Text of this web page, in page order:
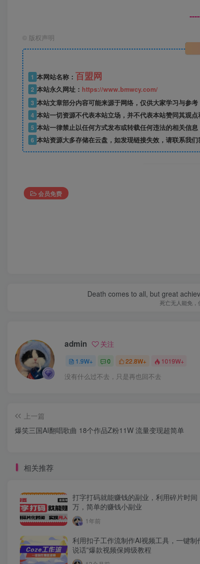
© 版权声明
1 本网站名称： 百盟网
2 本站永久网址： https://www.bmwcy.com/
3 本站文章部分内容可能来源于网络，仅供大家学习与参考
4 本站一切资源不代表本站立场，并不代表本站赞同其观点
5 本站一律禁止以任何方式发布或转载任何违法的相关信
6 本站资源大多存储在云盘，如发现链接失效，请联系我们
会员免费
Death comes to all, but great
死亡无人能免，
admin 关注
1.9W+ 0 22.8W+ 1019W+
没有什么过不去，只是再也回不去
上一篇
爆笑三国AI翻唱歌曲 18个作品Z粉11W 流量变现超简单
相关推荐
打字打码就能赚钱的副业，利用碎片时间
万，简单的赚钱小副业
1年前
利用扣子工作流制作AI视频工具，一键制
说话”爆款视频保姆级教程